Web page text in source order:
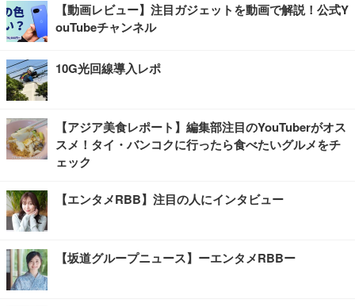
【動画レビュー】注目ガジェットを動画で解説！公式Y
ouTubeチャンネル
10G光回線導入レポ
【アジア美食レポート】編集部注目のYouTuberがオス
スメ！タイ・バンコクに行ったら食べたいグルメをチ
ェック
【エンタメRBB】注目の人にインタビュー
【坂道グループニュース】ーエンタメRBBー